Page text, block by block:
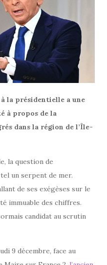
la présidentielle a une
à propos de la
dans la région de l’Île-
la question de
un serpent de mer.
de ses exégèses sur le
immuable des chiffres.
candidat au scrutin
9 décembre, face au